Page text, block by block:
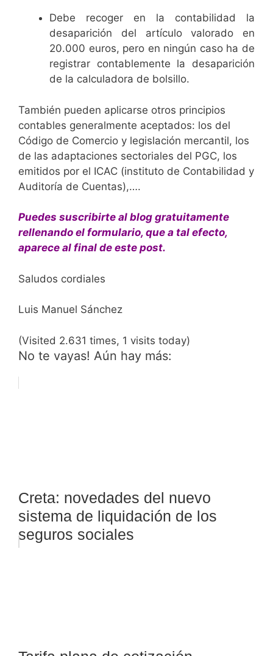
Debe recoger en la contabilidad la
desaparición del artículo valorado en
20.000 euros, pero en ningún caso ha de
registrar contablemente la desaparición
de la calculadora de bolsillo.
También pueden aplicarse otros principios
contables generalmente aceptados: los del
Código de Comercio y legislación mercantil, los
de las adaptaciones sectoriales del PGC, los
emitidos por el ICAC (instituto de Contabilidad y
Auditoría de Cuentas),….
Puedes suscribirte al blog gratuitamente
rellenando el formulario, que a tal efecto,
aparece al final de este post.
Saludos cordiales
Luis Manuel Sánchez
(Visited 2.631 times, 1 visits today)
No te vayas! Aún hay más:
Creta: novedades del nuevo
sistema de liquidación de los
seguros sociales